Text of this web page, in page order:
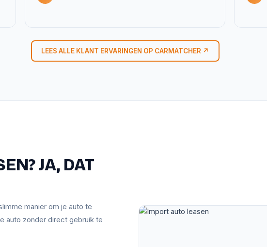
LEES ALLE KLANT ERVARINGEN OP CARMATCHER ↗
JA, DAT
manier om je auto te
auto zonder direct gebruik te